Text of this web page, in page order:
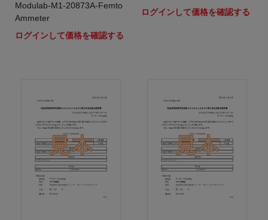
Modulab-M1-20873A-Femto
Ammeter
ログインして価格を確認する
ログインして価格を確認する